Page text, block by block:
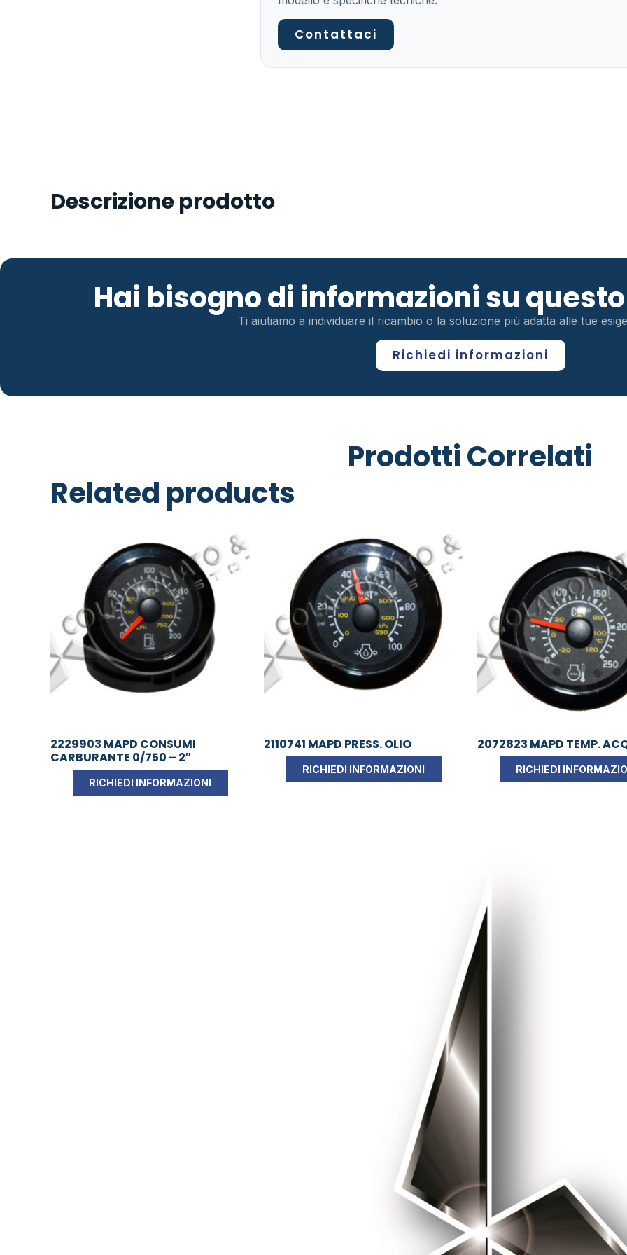
Contattaci
Descrizione prodotto
Hai bisogno di informazioni su
Ti aiutiamo a individuare il ricambio o la soluzione più adatta alle tue
Richiedi informazioni
Prodotti Correlati
Related products
2229903 MAPD CONSUMI
CARBURANTE 0/750 – 2″
RICHIEDI INFORMAZIONI
2110741 MAPD PRESS. OLIO
RICHIEDI INFORMAZIONI
2072823 MAPD TEMP.
RICHIEDI